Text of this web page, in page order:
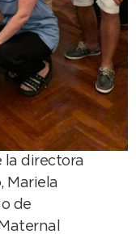
la directora
Mariela
de